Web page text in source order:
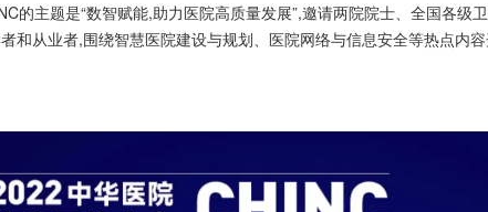
的主题是“数智赋能,助力医院高质量发展”,邀请两院院士、全国各级
和从业者,围绕智慧医院建设与规划、医院网络与信息安全等热点内